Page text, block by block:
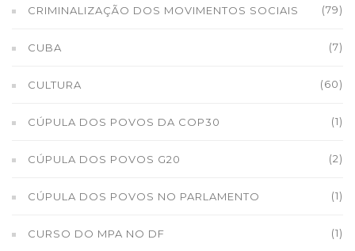
CRIMINALIZAÇÃO DOS MOVIMENTOS SOCIAIS (79)
CUBA (7)
CULTURA (60)
CÚPULA DOS POVOS DA COP30 (1)
CÚPULA DOS POVOS G20 (2)
CÚPULA DOS POVOS NO PARLAMENTO (1)
CURSO DO MPA NO DF (1)